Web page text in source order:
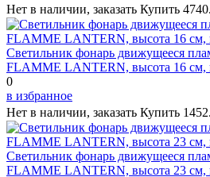
Нет в наличии, заказать Купить
Светильник фонарь движущееся
FLAMME LANTERN, высота 16 см,
0
в избранное
Нет в наличии, заказать Купить
Светильник фонарь движущееся
FLAMME LANTERN, высота 23 см,